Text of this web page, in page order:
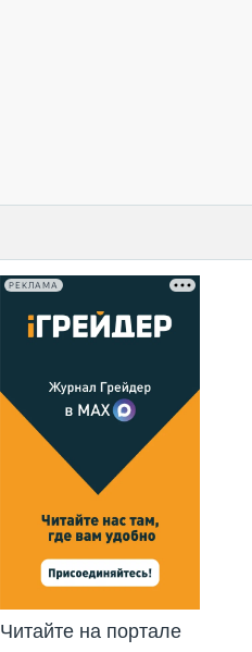
РЕКЛАМА
Читайте на портале